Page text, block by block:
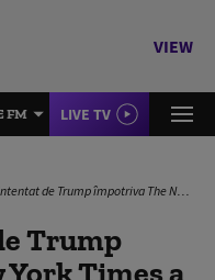
VIEW
FM LIVE TV
The New York Times a fost respins de un judecător. Plângerea e „necorespunzătoare și enervantă”
Trump